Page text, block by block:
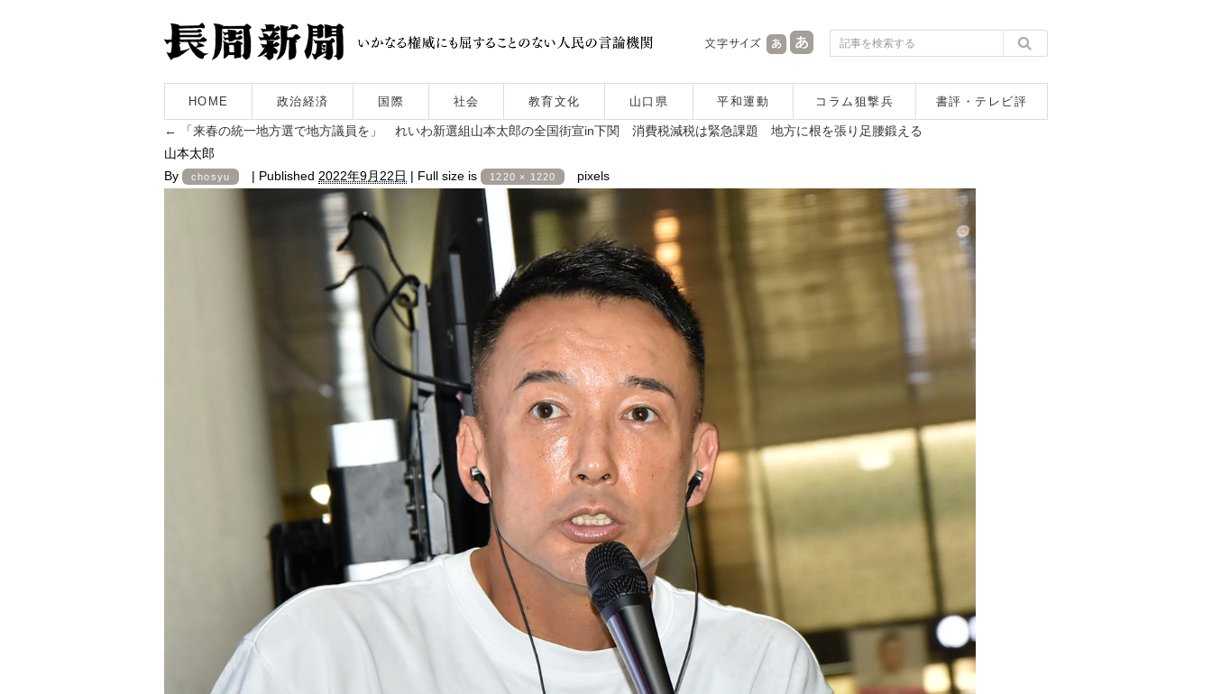
HOME 政治経済 国際 社会 教育文化 山口県 平和運動 コラム狙撃兵 書評・テレビ評
←
「来春の統一地方選で地方議員を」 れいわ新選組山本太郎の全国街宣in下関 消費税減税は緊急課題 地方に根を張り足腰鍛える
山本太郎
By
chosyu | Published 2022年9月22日 | Full size is 1220 × 1220 pixels